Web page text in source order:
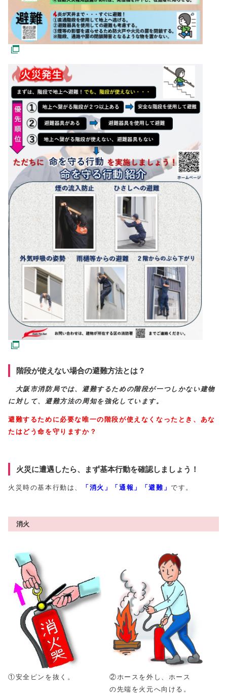
階段が使えない場合の避難方法とは？
大阪市消防局では、避難するための階段が一つしかない建物
に対して、避難方法の周知を強化しています。
避難するために必要な唯一の階段が使えなくなったとき、あな
たはどう命を守りますか？
火災に遭遇したら、まず基本行動を確認しましょう！
火災時の基本行動は、 「消火」「通報」「避難」です。
消火
①安全ピンを抜く。
②ホースを外し、ホース
の先端を火元へ向ける。